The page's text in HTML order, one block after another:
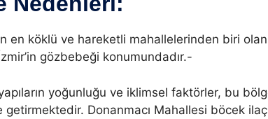
en köklü ve hareketli mahallelerinden biri
İzmir’in gözbebeği konumundadır.-
yoğunluğu ve iklimsel faktörler, bu
getirmektedir. Donanmacı Mahallesi böcek